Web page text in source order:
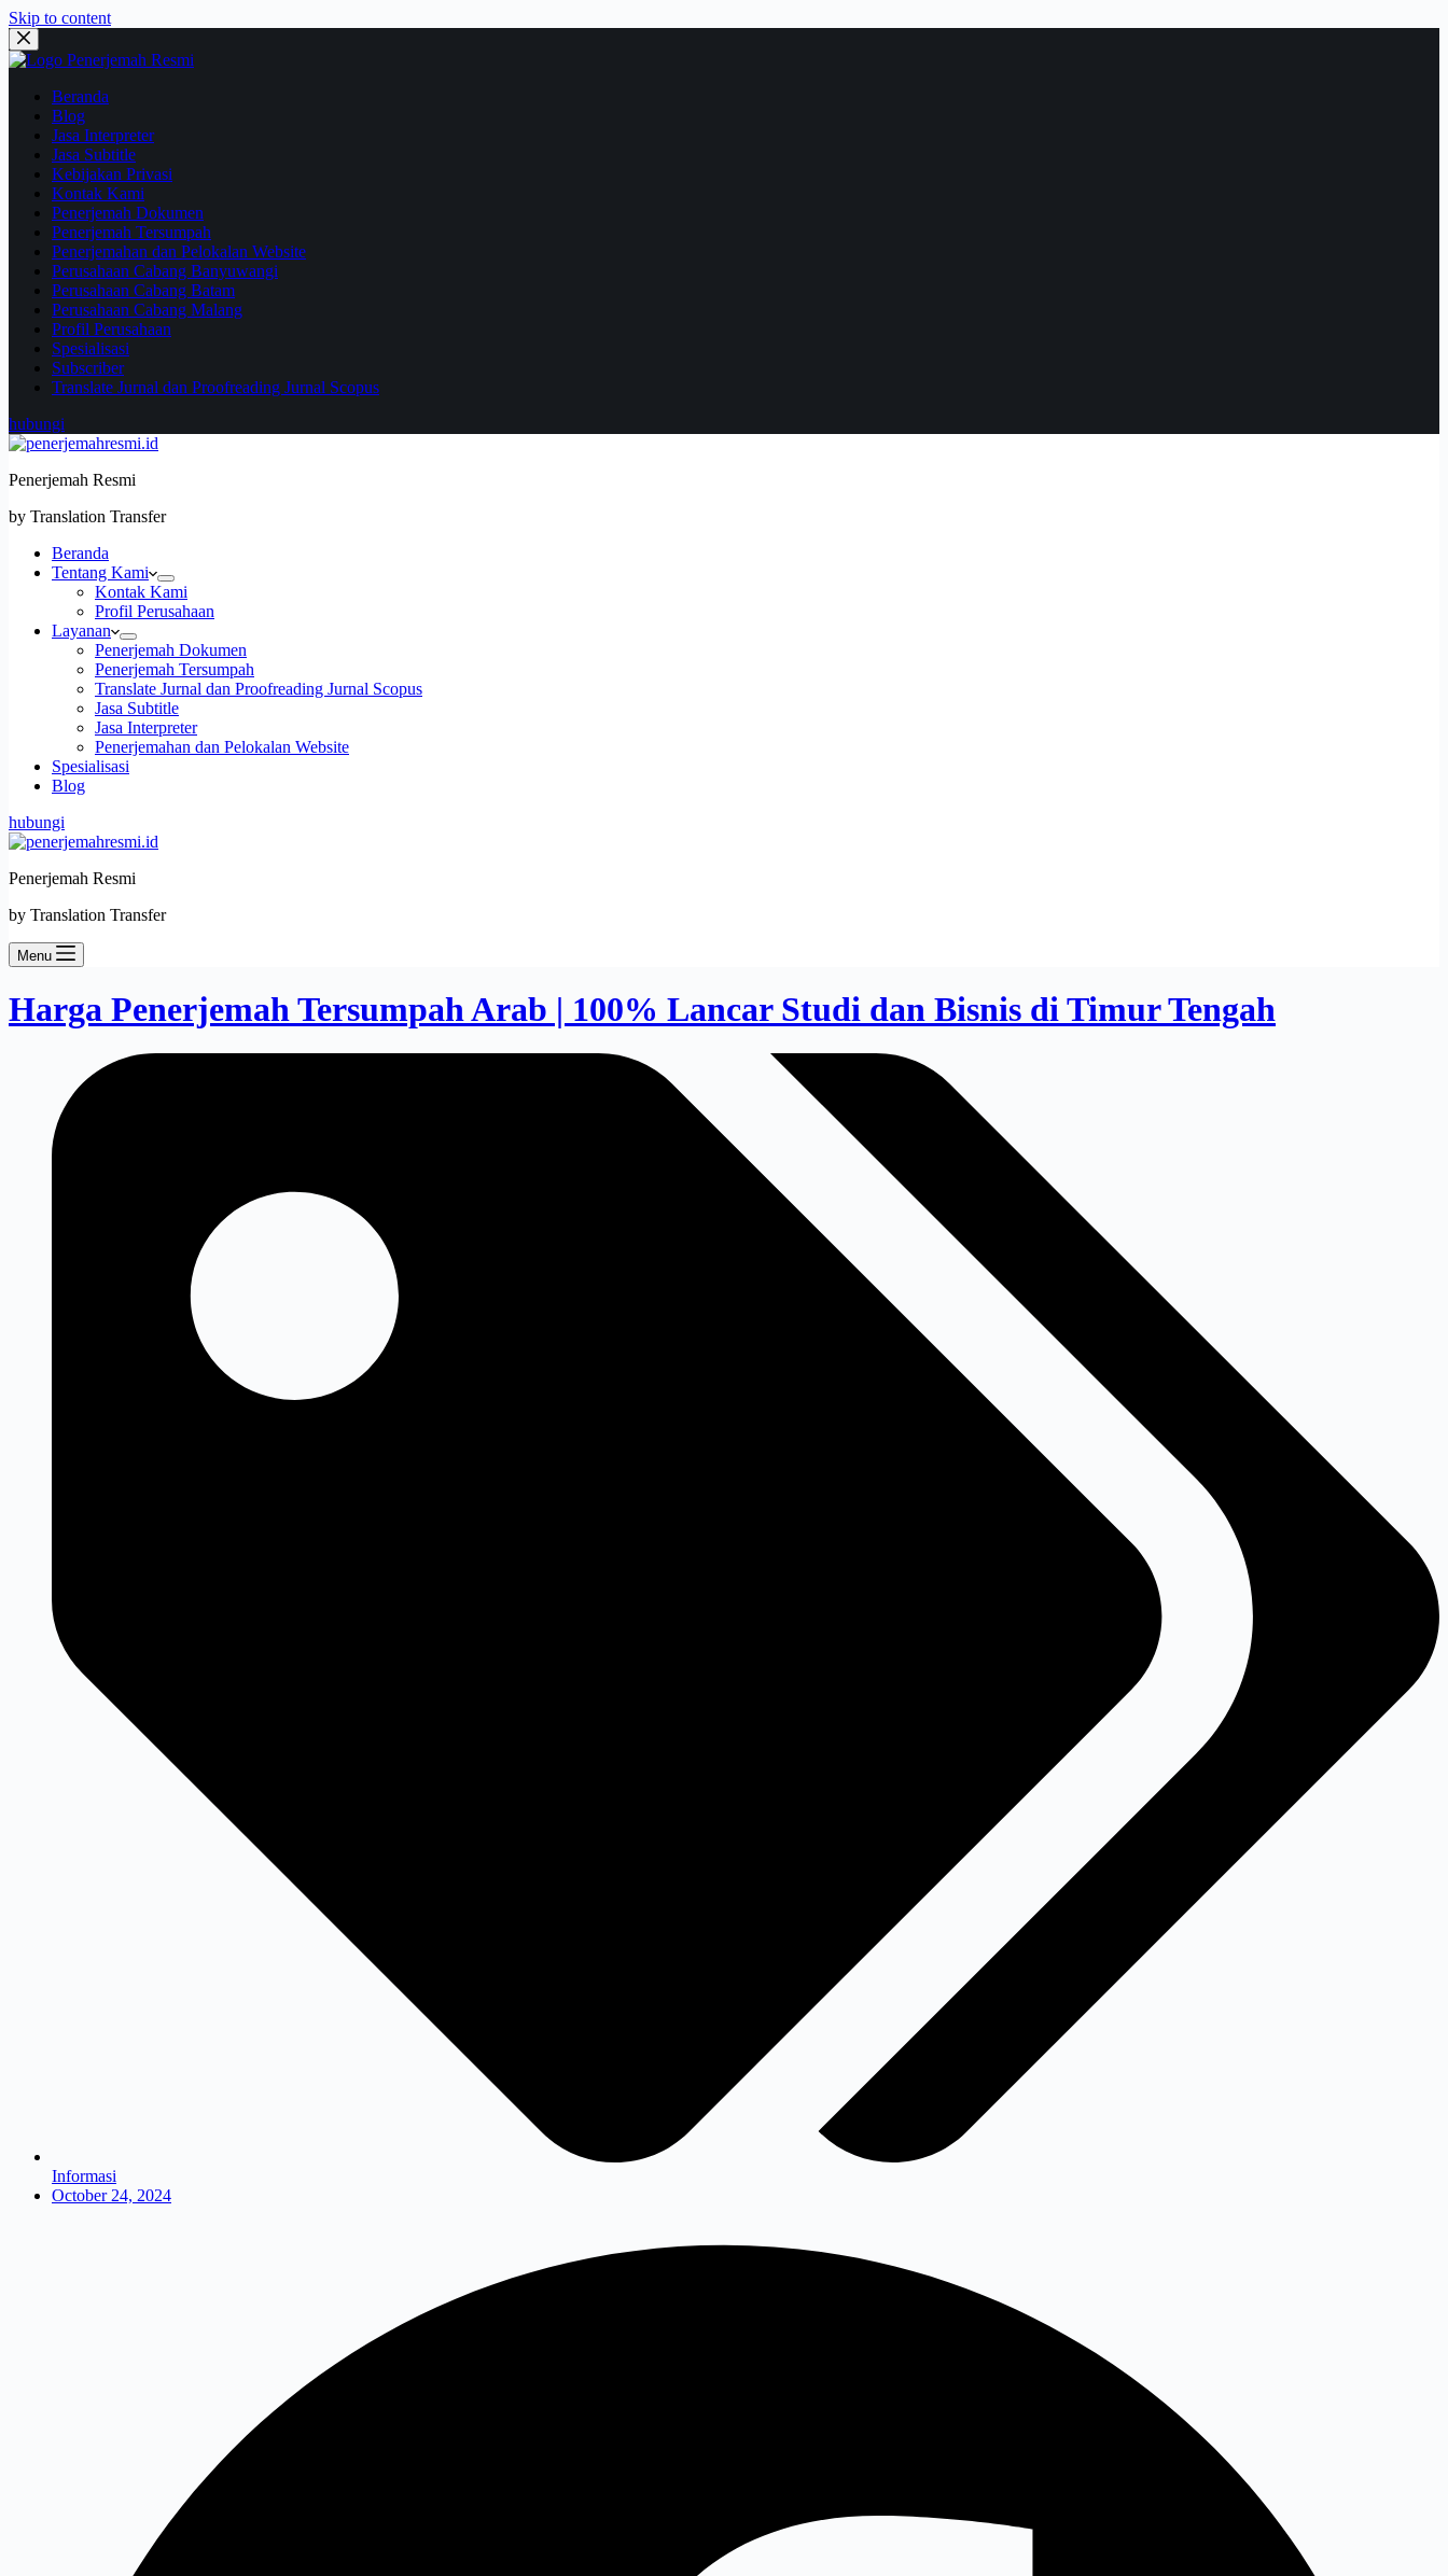
Skip to content
Beranda
Blog
Jasa Interpreter
Jasa Subtitle
Kebijakan Privasi
Kontak Kami
Penerjemah Dokumen
Penerjemah Tersumpah
Penerjemahan dan Pelokalan Website
Perusahaan Cabang Banyuwangi
Perusahaan Cabang Batam
Perusahaan Cabang Malang
Profil Perusahaan
Spesialisasi
Subscriber
Translate Jurnal dan Proofreading Jurnal Scopus
hubungi
Penerjemah Resmi
by Translation Transfer
Beranda
Tentang Kami
Kontak Kami
Profil Perusahaan
Layanan
Penerjemah Dokumen
Penerjemah Tersumpah
Translate Jurnal dan Proofreading Jurnal Scopus
Jasa Subtitle
Jasa Interpreter
Penerjemahan dan Pelokalan Website
Spesialisasi
Blog
hubungi
Penerjemah Resmi
by Translation Transfer
Menu
Harga Penerjemah Tersumpah Arab | 100% Lancar Studi dan Bisnis di Timur Tengah
Informasi
October 24, 2024